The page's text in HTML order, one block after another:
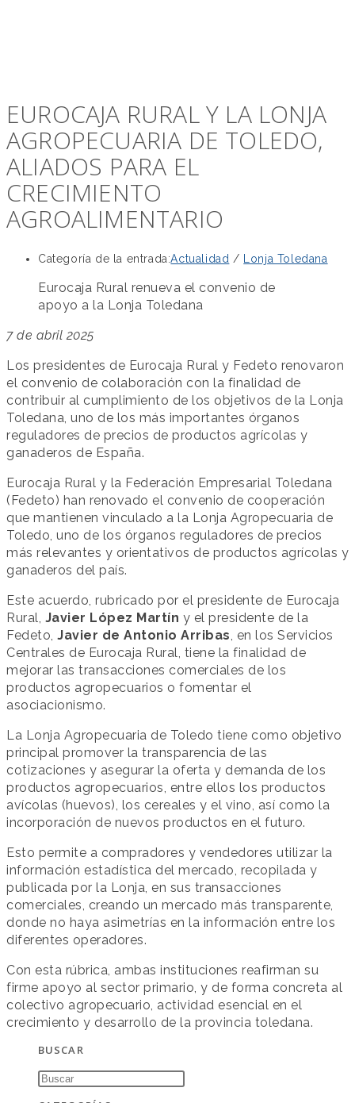
EUROCAJA RURAL Y LA LONJA
AGROPECUARIA DE TOLEDO,
ALIADOS PARA EL
CRECIMIENTO
AGROALIMENTARIO
Categoría de la entrada:Actualidad / Lonja Toledana
Eurocaja Rural renueva el convenio de
apoyo a la Lonja Toledana
7 de abril 2025
Los presidentes de Eurocaja Rural y Fedeto renovaron
el convenio de colaboración con la finalidad de
contribuir al cumplimiento de los objetivos de la Lonja
Toledana, uno de los más importantes órganos
reguladores de precios de productos agrícolas y
ganaderos de España.
Eurocaja Rural y la Federación Empresarial Toledana
(Fedeto) han renovado el convenio de cooperación
que mantienen vinculado a la Lonja Agropecuaria de
Toledo, uno de los órganos reguladores de precios
más relevantes y orientativos de productos agrícolas y
ganaderos del país.
Este acuerdo, rubricado por el presidente de Eurocaja
Rural, Javier López Martín y el presidente de la
Fedeto, Javier de Antonio Arribas, en los Servicios
Centrales de Eurocaja Rural, tiene la finalidad de
mejorar las transacciones comerciales de los
productos agropecuarios o fomentar el
asociacionismo.
La Lonja Agropecuaria de Toledo tiene como objetivo
principal promover la transparencia de las
cotizaciones y asegurar la oferta y demanda de los
productos agropecuarios, entre ellos los productos
avícolas (huevos), los cereales y el vino, así como la
incorporación de nuevos productos en el futuro.
Esto permite a compradores y vendedores utilizar la
información estadística del mercado, recopilada y
publicada por la Lonja, en sus transacciones
comerciales, creando un mercado más transparente,
donde no haya asimetrías en la información entre los
diferentes operadores.
Con esta rúbrica, ambas instituciones reafirman su
firme apoyo al sector primario, y de forma concreta al
colectivo agropecuario, actividad esencial en el
crecimiento y desarrollo de la provincia toledana.
BUSCAR